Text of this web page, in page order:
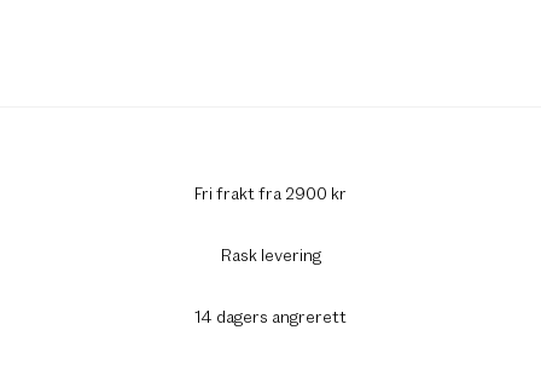
Fri frakt fra 2900 kr
Rask levering
14 dagers angrerett